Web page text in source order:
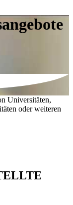
Universitäten,
oder weiteren